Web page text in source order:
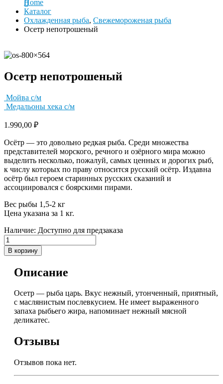
Home
Каталог
Охлажденная рыба, Свежемороженая рыба
Осетр непотрошеный
Осетр непотрошеный
Мойва с/м
Медальоны хека с/м
1.990,00 ₽
Осётр — это довольно редкая рыба. Среди множества
представителей морского, речного и озёрного мира можно
выделить несколько, пожалуй, самых ценных и дорогих рыб,
к числу которых по праву относится русский осётр. Издавна
осётр был героем старинных русских сказаний и
ассоциировался с боярскими пирами.
Вес рыбы 1,5-2 кг
Цена указана за 1 кг.
Наличие: Доступно для предзаказа
В корзину
Описание
Осетр — рыба царь. Вкус нежный, утонченный, приятный,
с маслянистым послевкусием. Не имеет выраженного
запаха рыбьего жира, напоминает нежный мясной
деликатес.
Отзывы
Отзывов пока нет.